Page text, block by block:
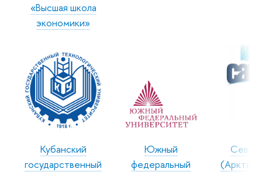
«Высшая школа
экономики»
Кубанский
государственный
Южный
федеральный